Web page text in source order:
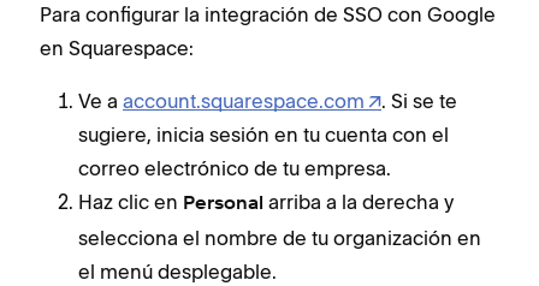
Para configurar la integración de SSO con Google
en Squarespace:
Ve a account.squarespace.com
. Si se te
sugiere, inicia sesión en tu cuenta con el
correo electrónico de tu empresa.
Haz clic en Personal arriba a la derecha y
selecciona el nombre de tu organización en
el menú desplegable.